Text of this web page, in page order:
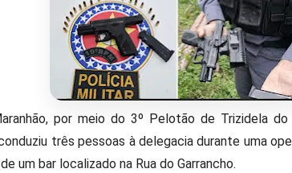
por meio do 3º Pelotão de Trizidela do
três pessoas à delegacia durante uma
um bar localizado na Rua do Garrancho.